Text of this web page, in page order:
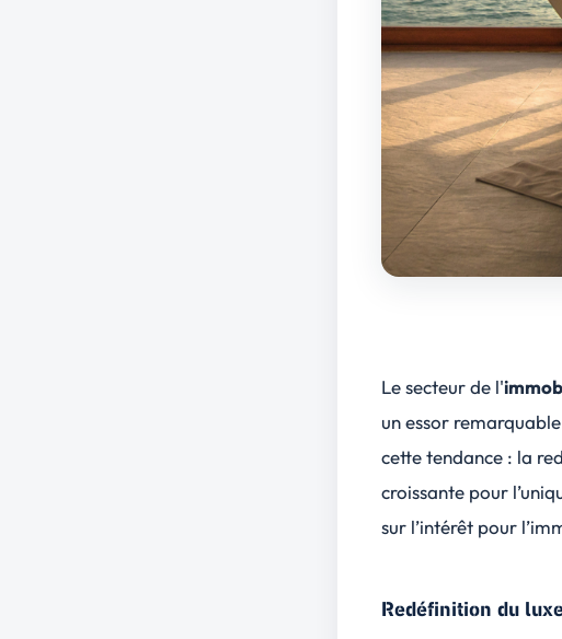
Le secteur de l'
un essor
cette tendance : la
croissante pour
sur l’intérêt pour
Redéfinition du